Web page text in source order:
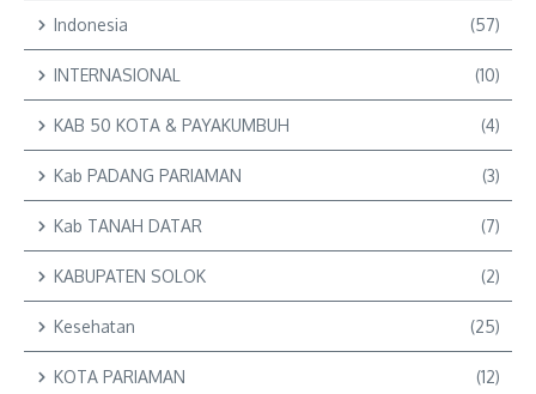
Indonesia (57)
INTERNASIONAL (10)
KAB 50 KOTA & PAYAKUMBUH (4)
Kab PADANG PARIAMAN (3)
Kab TANAH DATAR (7)
KABUPATEN SOLOK (2)
Kesehatan (25)
KOTA PARIAMAN (12)